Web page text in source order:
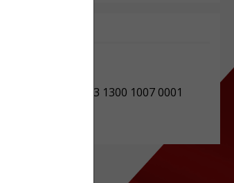
89 9484 1150 2213 1300 1007 0001